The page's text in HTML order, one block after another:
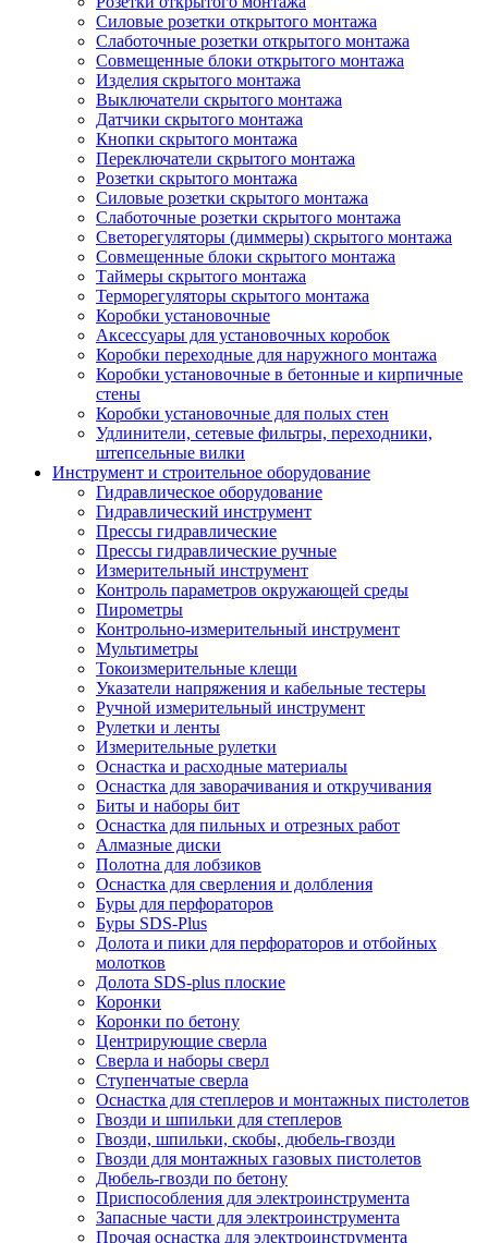
Силовые розетки открытого монтажа
Слаботочные розетки открытого монтажа
Совмещенные блоки открытого монтажа
Изделия скрытого монтажа
Выключатели скрытого монтажа
Датчики скрытого монтажа
Кнопки скрытого монтажа
Переключатели скрытого монтажа
Розетки скрытого монтажа
Силовые розетки скрытого монтажа
Слаботочные розетки скрытого монтажа
Светорегуляторы (диммеры) скрытого монтажа
Совмещенные блоки скрытого монтажа
Таймеры скрытого монтажа
Терморегуляторы скрытого монтажа
Коробки установочные
Аксессуары для установочных коробок
Коробки переходные для наружного монтажа
Коробки установочные в бетонные и кирпичные
стены
Коробки установочные для полых стен
Удлинители, сетевые фильтры, переходники,
штепсельные вилки
Инструмент и строительное оборудование
Гидравлическое оборудование
Гидравлический инструмент
Прессы гидравлические
Прессы гидравлические ручные
Измерительный инструмент
Контроль параметров окружающей среды
Пирометры
Контрольно-измерительный инструмент
Мультиметры
Токоизмерительные клещи
Указатели напряжения и кабельные тестеры
Ручной измерительный инструмент
Рулетки и ленты
Измерительные рулетки
Оснастка и расходные материалы
Оснастка для заворачивания и откручивания
Биты и наборы бит
Оснастка для пильных и отрезных работ
Алмазные диски
Полотна для лобзиков
Оснастка для сверления и долбления
Буры для перфораторов
Буры SDS-Plus
Долота и пики для перфораторов и отбойных
молотков
Долота SDS-plus плоские
Коронки
Коронки по бетону
Центрирующие сверла
Сверла и наборы сверл
Ступенчатые сверла
Оснастка для степлеров и монтажных пистолетов
Гвозди и шпильки для степлеров
Гвозди, шпильки, скобы, дюбель-гвозди
Гвозди для монтажных газовых пистолетов
Дюбель-гвозди по бетону
Приспособления для электроинструмента
Запасные части для электроинструмента
Прочая оснастка для электроинструмента